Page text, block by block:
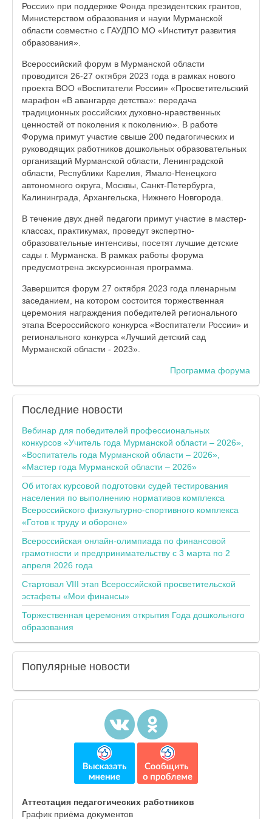
России» при поддержке Фонда президентских грантов,
Министерством образования и науки Мурманской
области совместно с ГАУДПО МО «Институт развития
образования».
Всероссийский форум в Мурманской области
проводится 26-27 октября 2023 года в рамках нового
проекта ВОО «Воспитатели России» «Просветительский
марафон «В авангарде детства»: передача
традиционных российских духовно-нравственных
ценностей от поколения к поколению». В работе
Форума примут участие свыше 200 педагогических и
руководящих работников дошкольных образовательных
организаций Мурманской области, Ленинградской
области, Республики Карелия, Ямало-Ненецкого
автономного округа, Москвы, Санкт-Петербурга,
Калининграда, Архангельска, Нижнего Новгорода.
В течение двух дней педагоги примут участие в мастер-
классах, практикумах, проведут экспертно-
образовательные интенсивы, посетят лучшие детские
сады г. Мурманска. В рамках работы форума
предусмотрена экскурсионная программа.
Завершится форум 27 октября 2023 года пленарным
заседанием, на котором состоится торжественная
церемония награждения победителей регионального
этапа Всероссийского конкурса «Воспитатели России» и
регионального конкурса «Лучший детский сад
Мурманской области - 2023».
Программа форума
Последние новости
Вебинар для победителей профессиональных
конкурсов «Учитель года Мурманской области – 2026»,
«Воспитатель года Мурманской области – 2026»,
«Мастер года Мурманской области – 2026»
Об итогах курсовой подготовки судей тестирования
населения по выполнению нормативов комплекса
Всероссийского физкультурно-спортивного комплекса
«Готов к труду и обороне»
Всероссийская онлайн-олимпиада по финансовой
грамотности и предпринимательству с 3 марта по 2
апреля 2026 года
Стартовал VIII этап Всероссийской просветительской
эстафеты «Мои финансы»
Торжественная церемония открытия Года дошкольного
образования
Популярные новости
Аттестация педагогических работников
График приёма документов